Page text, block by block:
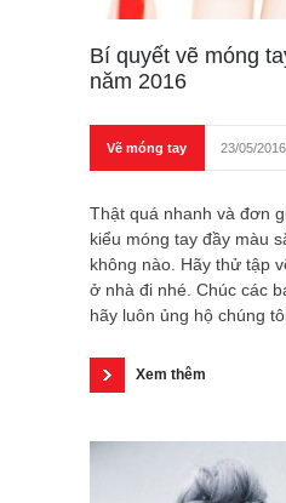
Bí quyết vẽ móng
năm 2016
Vẽ móng tay 23/05/
Thật quá nhanh và đơn
kiểu móng tay đầy màu
không nào. Hãy thử tập
ở nhà đi nhé. Chúc các
hãy luôn ủng hộ chúng
Xem thêm